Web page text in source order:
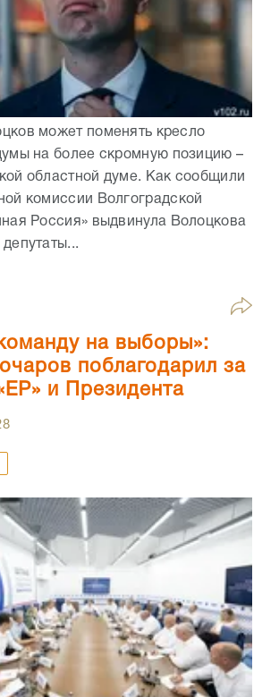
может поменять кресло
на более скромную позицию –
областной думе. Как сообщили
комиссии Волгоградской
Россия» выдвинула Волоцкова
на выборы»:
поблагодарил за
и Президента